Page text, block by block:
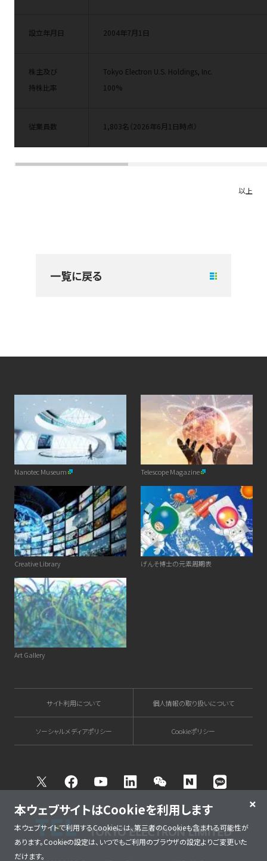
設立年月日 2004年7月 1 日
株主及び
持株比率
Tokyo Electron U.S. Holdings, Inc.
100%
従業員数 1,803名 （2026年6月 1 日時点）
以上
一覧に戻る
Nanotec Museum Telescope Magazine
Creative Library げんそ博士の元素周期表
Art Gallery
サイト利用について 個人情報の取り扱いについて
ソーシャルメディアポリシー Cookieポリシー
Twitter FacebookYoutube Linkedin WeChat NAVER
本ウェブサイトはCookieを利用します
本ウェブサイトで利用するCookieには、第三者のCookieも含まれる可能性が
あります。Cookieの設定は、いつでもご利用のブラウザの設定よりご変更いた
だけます。